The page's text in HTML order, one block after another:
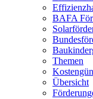
BAFA
Themen
Übersicht